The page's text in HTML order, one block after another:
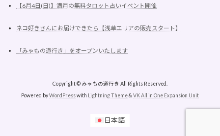
【6月4日(日)】満月の無料タロット占いイベント開催
ネコ好きさんにお届けできたら【浅草エリアの販売スタート】
「みゃもの道行き」をオープンいたします
Copyright © みゃもの道行き All Rights Reserved.
Powered byWordPresswith Lightning Theme& VK All in One Expansion Unit
日本語